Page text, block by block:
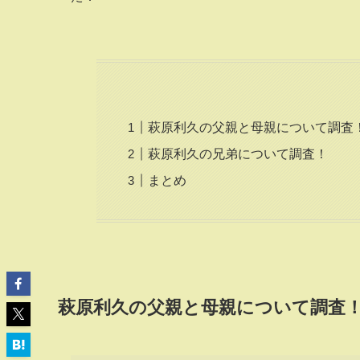
萩原利久の父親と母親について調査！
萩原利久の兄弟について調査！
まとめ
萩原利久の父親と母親について調査！